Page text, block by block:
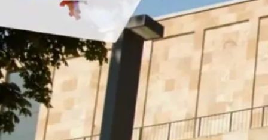
t
a
j
: